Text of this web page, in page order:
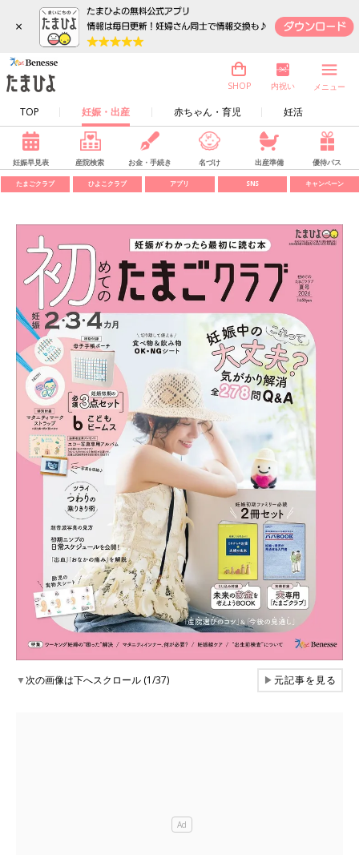
×
TOP 妊娠・出産 赤ちゃん・育児 妊活
SHOP 内祝い メニュー
妊娠早見表 産院検索 お金・手続き 名づけ 出産準備 優待パス
たまごクラブ ひよこクラブ アプリ SNS キャンペーン
▼次の画像は下へスクロール (1/37) ▶元記事を見る